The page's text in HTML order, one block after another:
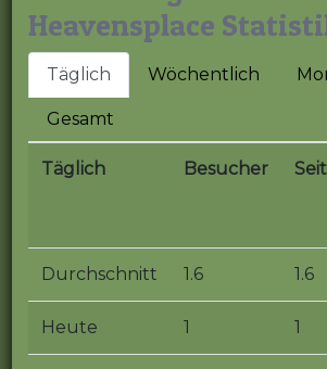
Heavensplace
Täglich Wöchentlich
Gesamt
Täglich Besucher
Durchschnitt 1.6 1.6
Heute 1 1